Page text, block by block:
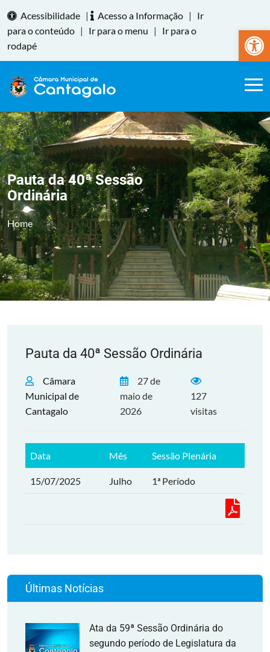
Abrir
Acessibilidade | Acesso a Informação |
Ir
para o conteúdo | Ir para o menu |
Ir para o
rodapé
Pauta da 40ª Sessão
Ordinária
Home
Pauta da 40ª Sessão Ordinária
Câmara
Municipal de
Cantagalo
27 de
maio de
2026
127
visitas
Data Mês Sessão Plenária
15/07/2025 Julho 1ª Período
Últimas Notícias
Ata da 59ª Sessão Ordinária do
segundo período de Legislatura da